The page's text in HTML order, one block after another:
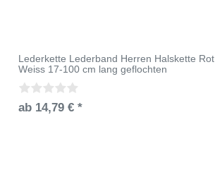
Lederkette Lederband Herren Halskette Rot
Weiss 17-100 cm lang geflochten
ab 14,79 € *